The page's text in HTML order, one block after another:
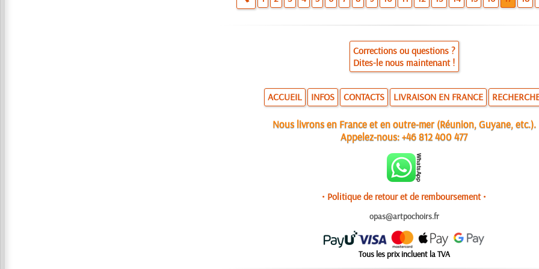
Corrections ou questions ?
Dites-le nous maintenant !
ACCUEIL INFOS CONTACTS LIVRAISON EN FRANCE
Nous livrons en France et en outre-mer (Réunion, Guyane, etc.).
Appelez-nous:+46 812 400 477
• Politique de retour et de remboursement •
opas@artpochoirs.fr
Tous les prix incluent la TVA